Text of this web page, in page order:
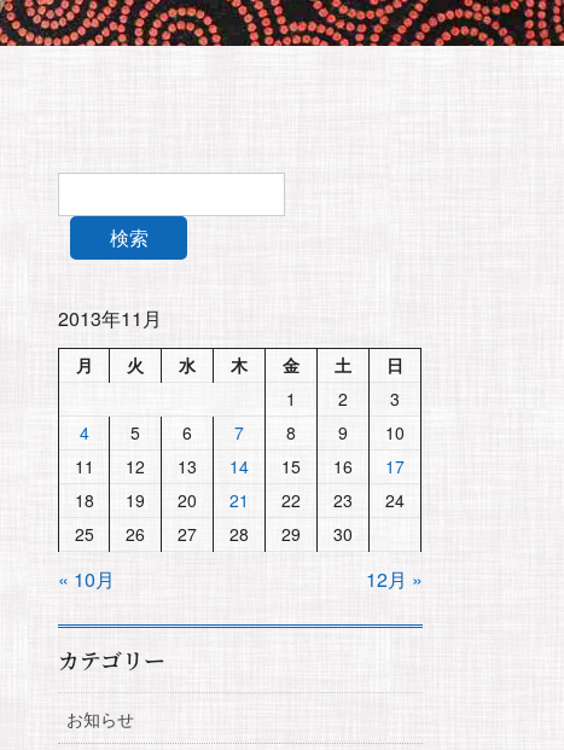
検索
2013年11月
月 火 水 木 金 土
日
1
2
3
4
5 6 7 8 9
10
11
12 13 14 15 16
17
18
19 20 21 22 23
24
25
26 27 28 29 30
« 10月 12月 »
カテゴリー
お知らせ